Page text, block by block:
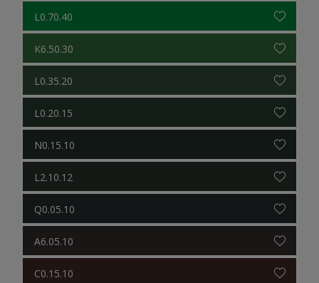
L0.70.40
K6.50.30
L0.35.20
L0.20.15
N0.15.10
L2.10.12
Q0.05.10
A6.05.10
C0.15.10